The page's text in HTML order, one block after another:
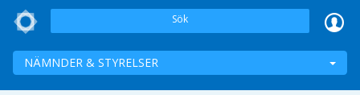
Sök
NÄMNDER & STYRELSER